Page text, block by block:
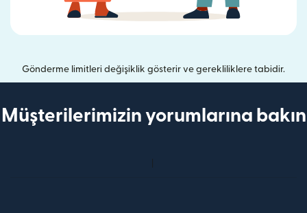
Gönderme limitleri değişiklik gösterir ve gerekliliklere tabidir.
Müşterilerimizin yorumlarına bakın